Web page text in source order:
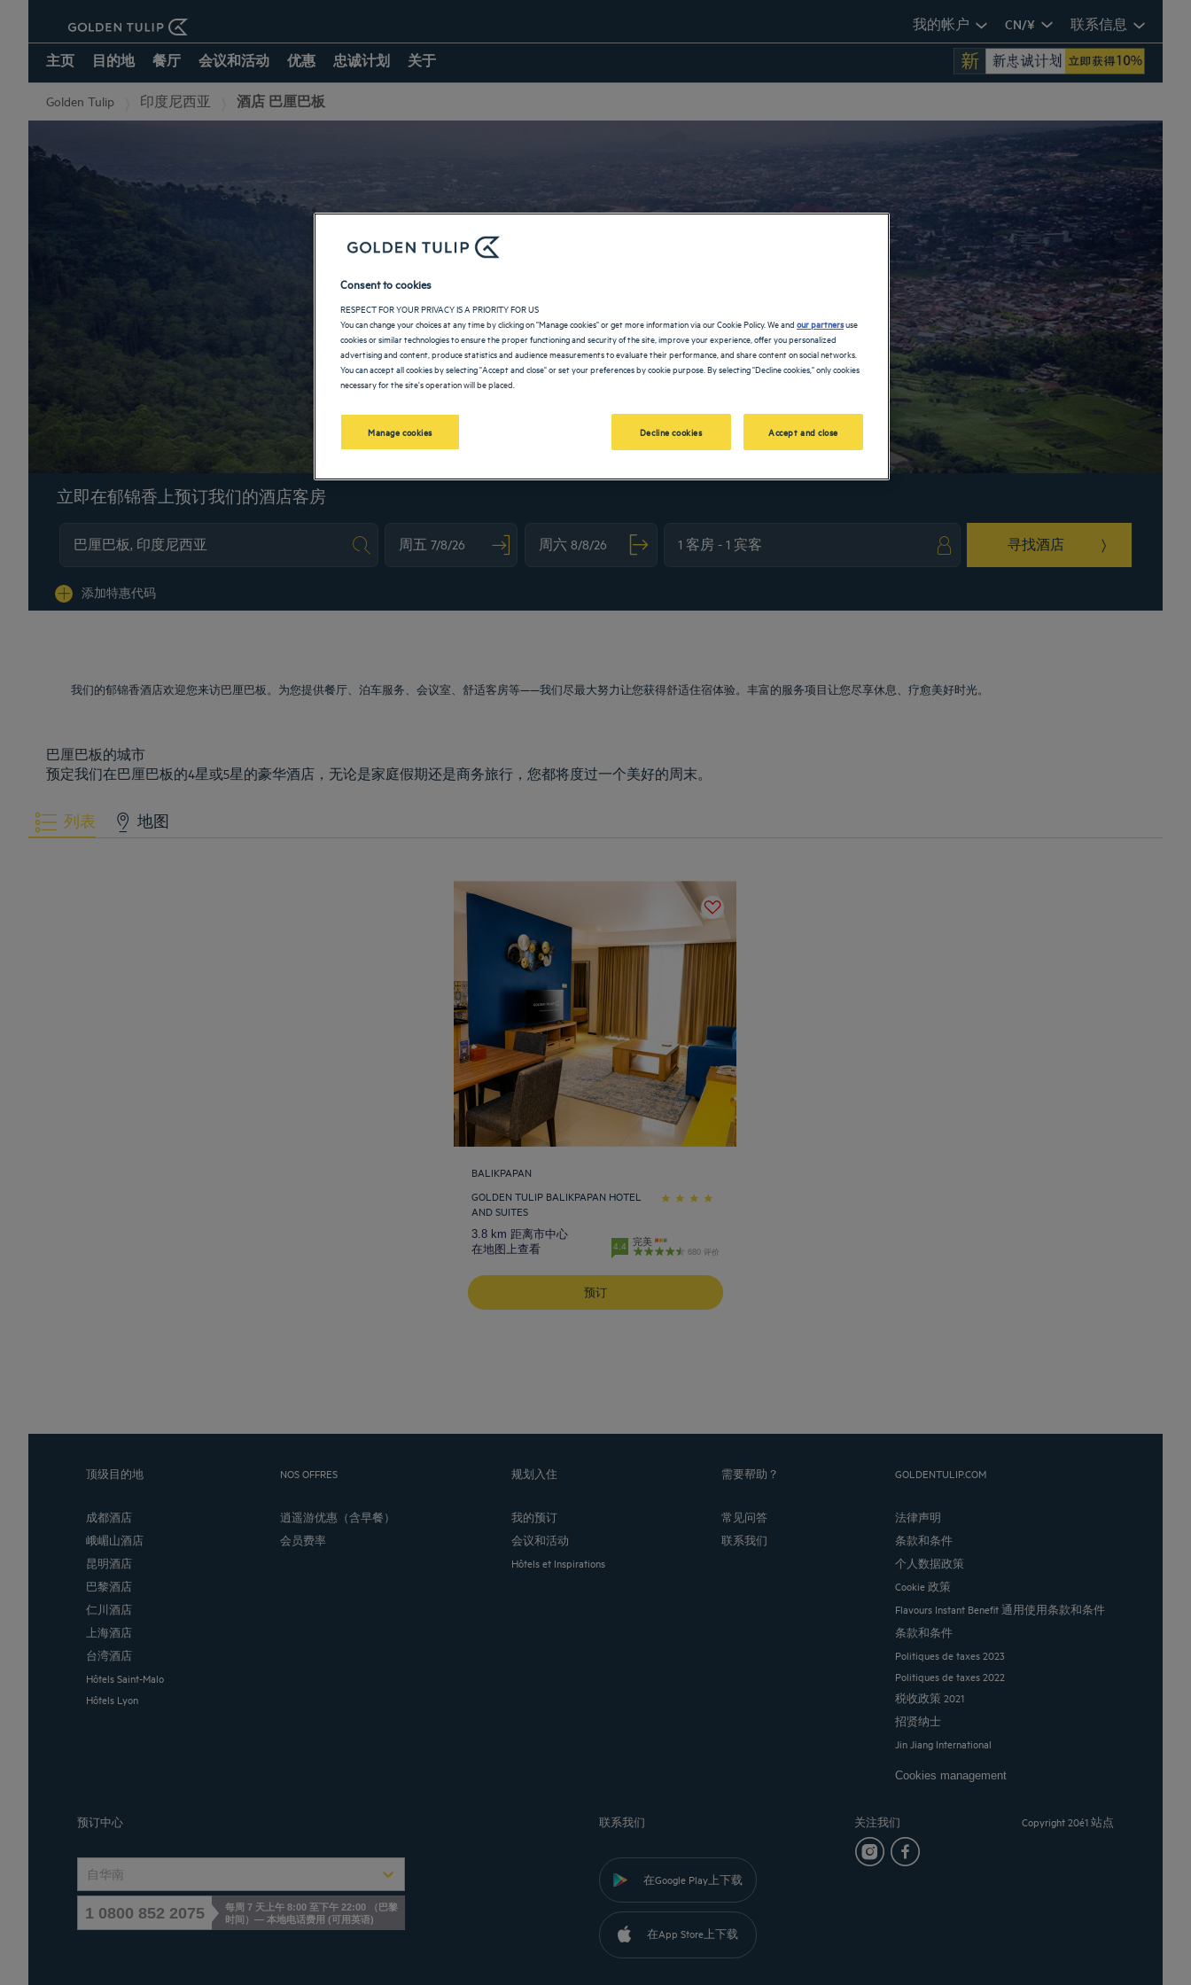
我的帐户 CN/¥ 联系信息
主页 目的地 餐厅 会议和活动 优惠 忠诚计划 关于
Golden Tulip 印度尼西亚 酒店 巴厘巴板
巴厘巴板的酒店
返回印度尼西亚页面
立即在郁锦香上预订我们的酒店客房
寻找酒店
添加特惠代码
我们的郁锦香酒店欢迎您来访巴厘巴板。为您提供餐厅、泊车服务、会议室、舒适客房等——我们尽最大努力让您获得舒适住宿体验。丰富的服务项目让您尽享休息、疗愈美好时光。
巴厘巴板的城市
预定我们在巴厘巴板的4星或5星的豪华酒店，无论是家庭假期还是商务旅行，您都将度过一个美好的周末。
列表 地图
BALIKPAPAN
GOLDEN TULIP BALIKPAPAN HOTEL
AND SUITES
3.8 km 距离市中心
在地图上查看
4.4 完美
680 评价
预订
顶级目的地
成都酒店
峨嵋山酒店
昆明酒店
巴黎酒店
仁川酒店
上海酒店
台湾酒店
Hôtels Saint-Malo
Hôtels Lyon
NOS OFFRES
逍遥游优惠（含早餐）
会员费率
规划入住
我的预订
会议和活动
Hôtels et Inspirations
需要帮助？
常见问答
联系我们
GOLDENTULIP.COM
法律声明
条款和条件
个人数据政策
Cookie 政策
Flavours Instant Benefit 通用使用条款和条件
条款和条件
Politiques de taxes 2023
Politiques de taxes 2022
税收政策 2021
招贤纳士
Jin Jiang International
Cookies management
预订中心
自华南
1 0800 852 2075
每周 7 天上午 8:00 至下午 22:00 （巴黎
时间）— 本地电话费用 (可用英语)
联系我们
在Google Play上下载
在App Store上下载
关注我们 Copyright 20é1 站点
Consent to cookies
RESPECT FOR YOUR PRIVACY IS A PRIORITY FOR US
You can change your choices at any time by clicking on "Manage cookies" or get more information via our Cookie Policy. We andour partnersuse
cookies or similar technologies to ensure the proper functioning and security of the site, improve your experience, offer you personalized
advertising and content, produce statistics and audience measurements to evaluate their performance, and share content on social networks.
You can accept all cookies by selecting "Accept and close" or set your preferences by cookie purpose. By selecting "Decline cookies," only cookies
necessary for the site's operation will be placed.
Manage cookies Decline cookies Accept and close